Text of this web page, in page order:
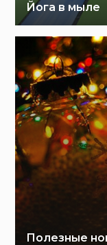
Йога в мыле
Полезные